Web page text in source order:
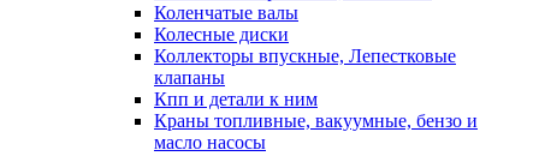
Коленчатые валы
Колесные диски
Коллекторы впускные, Лепестковые
клапаны
Кпп и детали к ним
Краны топливные, вакуумные, бензо и
масло насосы